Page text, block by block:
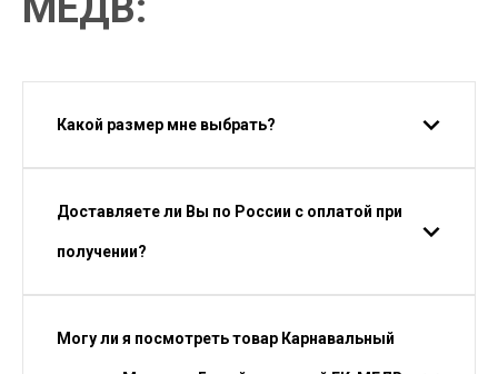
Какой размер мне выбрать?
Доставляете ли Вы по России с оплатой при
получении?
Могу ли я посмотреть товар Карнавальный